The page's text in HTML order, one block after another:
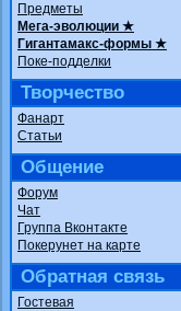
Предметы
Мега-эволюции ★
Гигантамакс-формы ★
Поке-подделки
Творчество
Фанарт
Статьи
Общение
Форум
Чат
Группа Вконтакте
Покерунет на карте
Обратная связь
Гостевая